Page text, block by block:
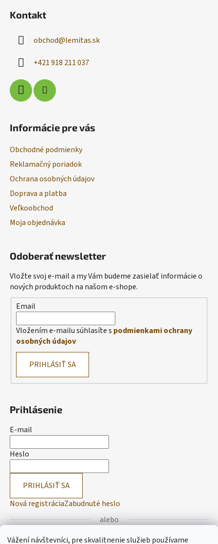
Vážení návštevníci, pre skvalitnenie služieb používame
Kontakt
obchod@lemitas.sk
+421 918 211 037
Informácie pre vás
Obchodné podmienky
Reklamačný poriadok
Ochrana osobných údajov
Doprava a platba
Veľkoobchod
Moja objednávka
Odoberať newsletter
Vložte svoj e-mail a my Vám budeme zasielať informácie o
nových produktoch na našom e-shope.
Email
Vložením e-mailu súhlasíte s podmienkami ochrany
osobných údajov
PRIHLÁSIŤ SA
Prihlásenie
E-mail
Heslo
PRIHLÁSIŤ SA
Nová registráciaZabudnuté heslo
alebo